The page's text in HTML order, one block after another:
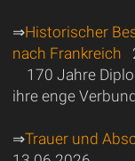
⇒Historischer
nach Frankreich
170 Jahre
ihre enge
⇒Trauer und